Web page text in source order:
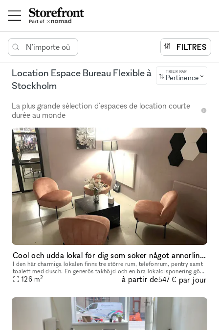
N'importe où FILTRES
Location Espace Bureau Flexible à
Stockholm
TRIER PAR
Pertinence
La plus grande sélection d'espaces de location courte
durée au monde
Cool och udda lokal för dig som söker något annorlinda för ditt event
I den här charmiga lokalen finns tre större rum, telefonrum, pentry samt
toalett med dusch. En generös takhöjd och en bra lokaldisponering gör
att lokalen kan passa flera olika typer av event. Drot
126 m2 à partir de547 € par jour